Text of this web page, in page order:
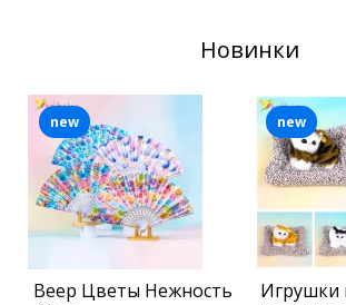
Новинки
Веер Цветы Нежность
new
Игрушки
new